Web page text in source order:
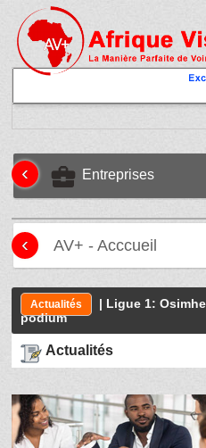
business_center Entreprises
‹
AV+ - Acccueil
‹
Actualités
| Ligue 1:
podium
Actualités